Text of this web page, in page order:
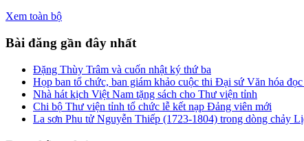
Xem toàn bộ
Bài đăng gần đây nhất
Đặng Thùy Trâm và cuốn nhật ký thứ ba
Họp ban tổ chức, ban giám khảo cuộc thi Đại sứ Văn hóa
Nhà hát kịch Việt Nam tặng sách cho Thư viện tỉnh
Chi bộ Thư viện tỉnh tổ chức lễ kết nạp Đảng viên mới
La sơn Phu tử Nguyễn Thiếp (1723-1804) trong dòng chảy